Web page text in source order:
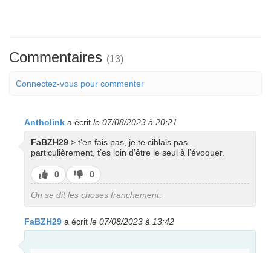
Commentaires (13)
Connectez-vous pour commenter
Antholink a écrit le 07/08/2023 à 20:21
FaBZH29 > t’en fais pas, je te ciblais pas
particulièrement, t’es loin d’être le seul à l’évoquer.
J’aime
0
J’aime
pas
0
On se dit les choses franchement.
FaBZH29 a écrit le 07/08/2023 à 13:42